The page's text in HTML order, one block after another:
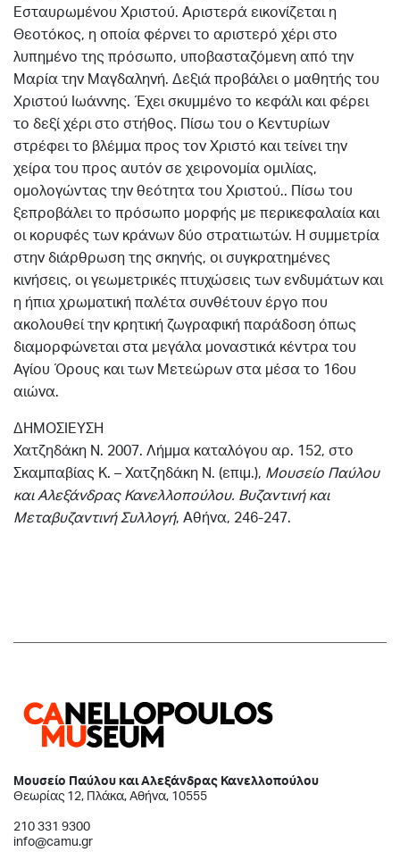
Εσταυρωμένου Χριστού. Αριστερά εικονίζεται η
Θεοτόκος, η οποία φέρνει το αριστερό χέρι στο
λυπημένο της πρόσωπο, υποβασταζόμενη από την
Μαρία την Μαγδαληνή. Δεξιά προβάλει ο μαθητής του
Χριστού Ιωάννης. Έχει σκυμμένο το κεφάλι και φέρει
το δεξί χέρι στο στήθος. Πίσω του ο Κεντυρίων
στρέφει το βλέμμα προς τον Χριστό και τείνει την
χείρα του προς αυτόν σε χειρονομία ομιλίας,
ομολογώντας την θεότητα του Χριστού.. Πίσω του
ξεπροβάλει το πρόσωπο μορφής με περικεφαλαία και
οι κορυφές των κράνων δύο στρατιωτών. Η συμμετρία
στην διάρθρωση της σκηνής, οι συγκρατημένες
κινήσεις, οι γεωμετρικές πτυχώσεις των ενδυμάτων και
η ήπια χρωματική παλέτα συνθέτουν έργο που
ακολουθεί την κρητική ζωγραφική παράδοση όπως
διαμορφώνεται στα μεγάλα μοναστικά κέντρα του
Αγίου Όρους και των Μετεώρων στα μέσα το 16ου
αιώνα.
ΔΗΜΟΣΙΕΥΣΗ
Χατζηδάκη Ν. 2007. Λήμμα καταλόγου αρ. 152, στο
Σκαμπαβίας Κ. – Χατζηδάκη Ν. (επιμ.), Μουσείο Παύλου
και Αλεξάνδρας Κανελλοπούλου. Βυζαντινή και
Μεταβυζαντινή Συλλογή, Αθήνα, 246-247.
Μουσείο Παύλου και Αλεξάνδρας Κανελλοπούλου
Θεωρίας 12, Πλάκα, Αθήνα, 10555
210 331 9300
info@camu.gr